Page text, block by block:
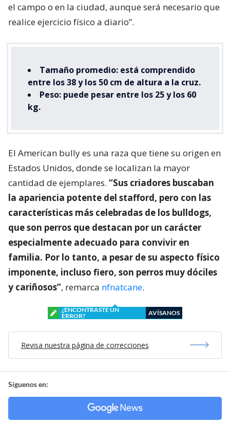
el campo o en la ciudad, aunque será necesario que
realice ejercicio físico a diario”.
Tamaño promedio: está comprendido
entre los 38 y los 50 cm de altura a la cruz.
Peso: puede pesar entre los 25 y los 60
kg.
El American bully es una raza que tiene su origen en
Estados Unidos, donde se localizan la mayor
cantidad de ejemplares. “Sus criadores buscaban
la apariencia potente del stafford, pero con las
características más celebradas de los bulldogs,
que son perros que destacan por un carácter
especialmente adecuado para convivir en
familia. Por lo tanto, a pesar de su aspecto físico
imponente, incluso fiero, son perros muy dóciles
y cariñosos”, remarca nfnatcane.
¿ENCONTRASTE UN
ERROR?
AVÍSANOS
Revisa nuestra página de correcciones
Síguenos en: